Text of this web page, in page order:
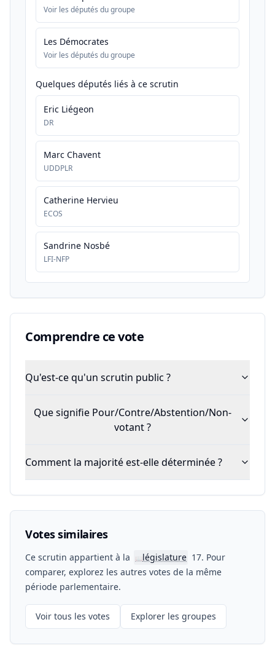
Voir les députés du groupe
Les Démocrates
Voir les députés du groupe
Quelques députés liés à ce scrutin
Eric Liégeon
DR
Marc Chavent
UDDPLR
Catherine Hervieu
ECOS
Sandrine Nosbé
LFI-NFP
Comprendre ce vote
Qu'est-ce qu'un scrutin public ?
Que signifie Pour/Contre/Abstention/Non-
votant ?
Comment la majorité est-elle déterminée ?
Votes similaires
Ce scrutin appartient à la 📖législature 17. Pour
comparer, explorez les autres votes de la même
période parlementaire.
Voir tous les votes Explorer les groupes